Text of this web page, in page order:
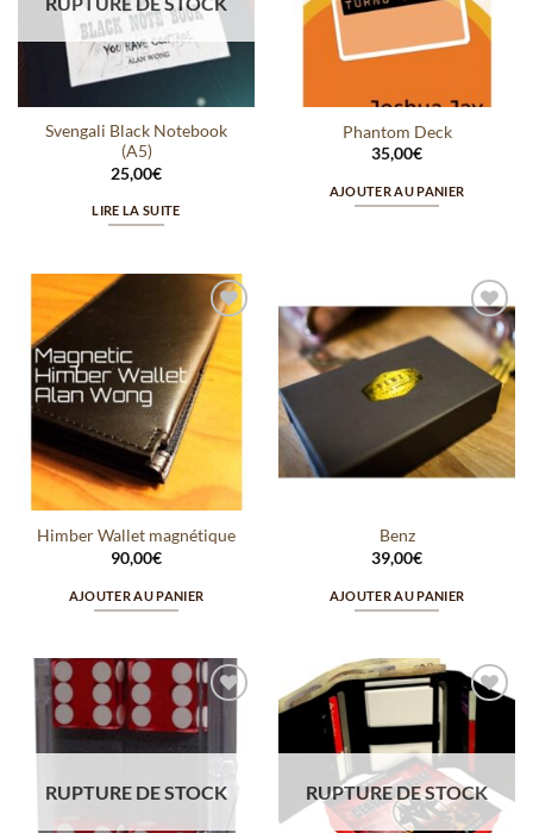
Svengali Black Notebook
(A5)
25,00€
LIRE LA SUITE
Phantom Deck
35,00€
AJOUTER AU PANIER
Ajouter
à la
wishlist
Himber Wallet magnétique
90,00€
AJOUTER AU PANIER
Ajouter
à la
wishlist
Benz
39,00€
AJOUTER AU PANIER
Ajouter
wishlist
RUPTURE DE STOCK
Ajouter
wishlist
RUPTURE DE STOCK